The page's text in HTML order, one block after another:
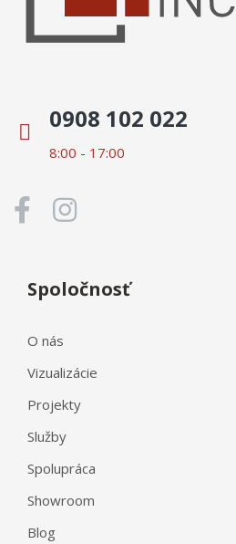
0908 102 022
8:00 - 17:00
Spoločnosť
O nás
Vizualizácie
Projekty
Služby
Spolupráca
Showroom
Blog